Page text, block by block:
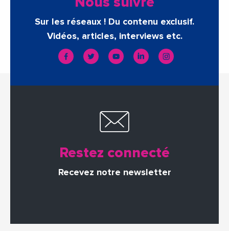
Sur les réseaux ! Du contenu exclusif.
Vidéos, articles, interviews etc.
Restez connecté
Recevez notre newsletter